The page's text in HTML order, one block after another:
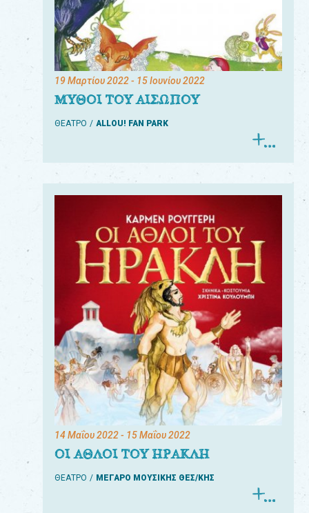
19 Μαρτίου 2022- 15 Ιουνίου 2022
ΜΥΘΟΙ ΤΟΥ ΑΙΣΩΠΟΥ
ΘΕΑΤΡΟ ALLOU! FAN PARK
14 Μαΐου 2022- 15 Μαΐου 2022
ΟΙ ΑΘΛΟΙ ΤΟΥ ΗΡΑΚΛΗ
ΘΕΑΤΡΟ ΜΕΓΑΡΟ ΜΟΥΣΙΚΗΣ ΘΕΣ/ΚΗΣ